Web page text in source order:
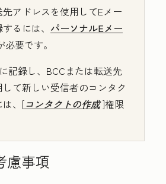
アドレスを使用してEメー
るには、 パーソナルEメー
必要です。
記録し、BCCまたは転送先
て新しい受信者のコンタク
は、[コンタクトの作成]権限
慮事項